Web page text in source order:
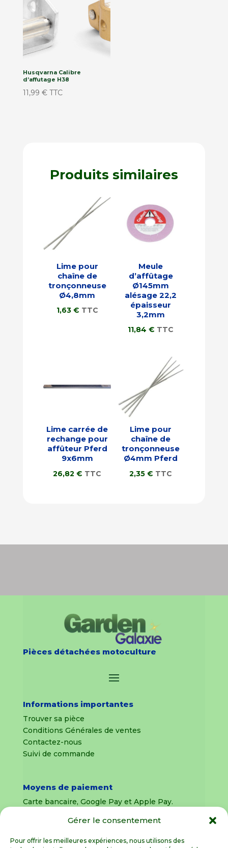
Gérer le consentement
Pour offrir les meilleures expériences, nous utilisons des
Husqvarna Calibre
d’affutage H38
11,99 € TTC
Produits similaires
Lime pour
chaîne de
tronçonneuse
Ø4,8mm
1,63 € TTC
Meule
d’affûtage
Ø145mm
alésage 22,2
épaisseur
3,2mm
11,84€ TTC
Lime carrée de
rechange pour
affûteur Pferd
9x6mm
26,82€ TTC
Lime pour
chaîne de
tronçonneuse
Ø4mm Pferd
2,35€ TTC
Pièces détachées motoculture
Informations importantes
Trouver sa pièce
Conditions Générales de ventes
Contactez-nous
Suivi de commande
Moyens de paiement
Carte bancaire, Google Pay et Apple Pay.
uniquement